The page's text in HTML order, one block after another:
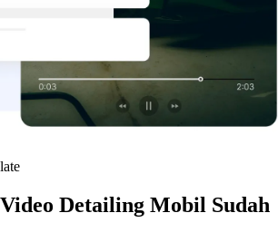
Detailing Mobil Sudah